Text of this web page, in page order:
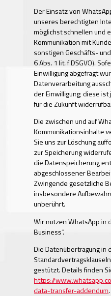
Der Einsatz von
unseres berechtigten
möglichst schnellen und
Kommunikation mit
sonstigen Geschäfts-
6 Abs. 1 lit. f DSGVO).
Einwilligung abgefragt
Datenverarbeitung
der Einwilligung; diese
für die Zukunft
Die zwischen und auf
Kommunikationsinhalte
Sie uns zur Löschung
zur Speicherung
die Datenspeicherung
abgeschlossener
Zwingende gesetzliche
insbesondere
unberührt.
Wir nutzen WhatsApp in
Business“.
Die Datenübertragung in
gestützt. Details finden
https://
data-transfer-addendum.